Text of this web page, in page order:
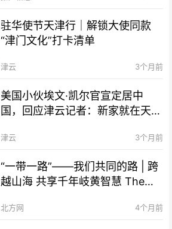
驻华使节天津行｜解锁大使同款
“津门文化”打卡清单
津云 3个月前
美国小伙埃文·凯尔官宣定居中
国，回应津云记者：新家就在天
津云 3个月前
“一带一路”——我们共同的路 | 跨
越山海 共享千年岐黄智慧 The
Shared Path | Transcending
北方网 4个月前